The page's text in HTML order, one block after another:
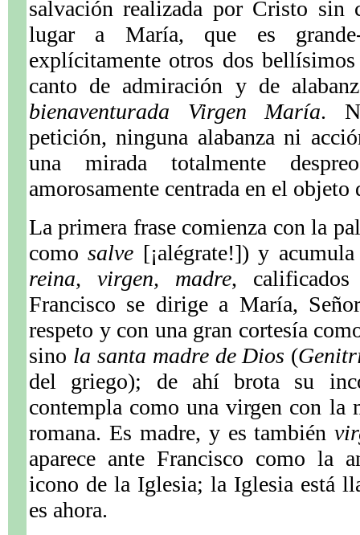
salvación realizada por Cristo sin
lugar a María, que es
explícitamente otros dos
canto de admiración y de
bienaventurada Virgen María.
petición, ninguna alabanza ni
una mirada totalmente
amorosamente centrada en el
La primera frase comienza con la
comosalve [¡alégrate!]) y
reina, virgen, madre,
Francisco se dirige a María,
respeto y con una gran cortesía
sino la santa madre de Dios (
del griego); de ahí brota su
contempla como una virgen con la
romana. Es madre, y es también
aparece ante Francisco como la
icono de la Iglesia; la Iglesia está
es ahora.